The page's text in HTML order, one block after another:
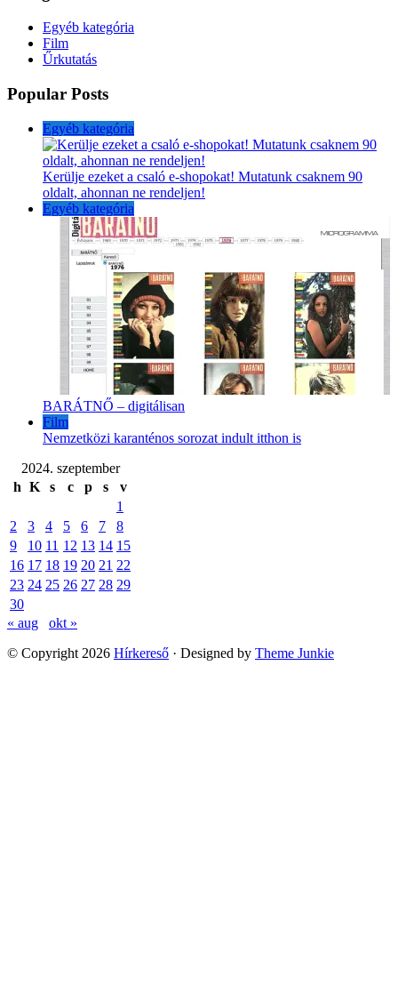
Egyéb kategória
Film
Űrkutatás
Popular Posts
Egyéb kategória
Kerülje ezeket a csaló e-shopokat! Mutatunk csaknem 90
oldalt, ahonnan ne rendeljen!
Egyéb kategória
BARÁTNŐ – digitálisan
Film
Nemzetközi karanténos sorozat indult itthon is
2024. szeptember
h K s c p s
v
1
2
3 4 5 6 7
8
9
10 11 12 13 14 15
16 17 18 19 20 21 22
23 24 25 26 27 28 29
30
« aug
okt »
© Copyright 2026 Hírkereső · Designed by Theme Junkie